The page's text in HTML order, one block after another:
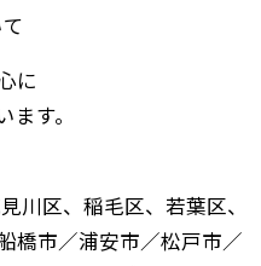
に
す。
川区、稲毛区、若葉区、
橋市／浦安市／松戸市／